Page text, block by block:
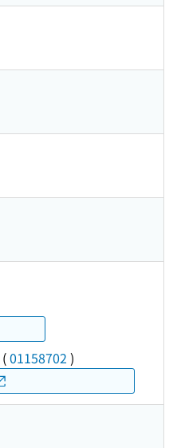
(01158702 )